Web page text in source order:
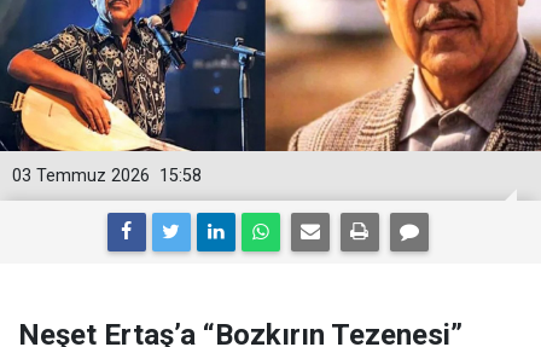
15:58
03 Temmuz 2026
Neşet Ertaş’a “Bozkırın Tezenesi”